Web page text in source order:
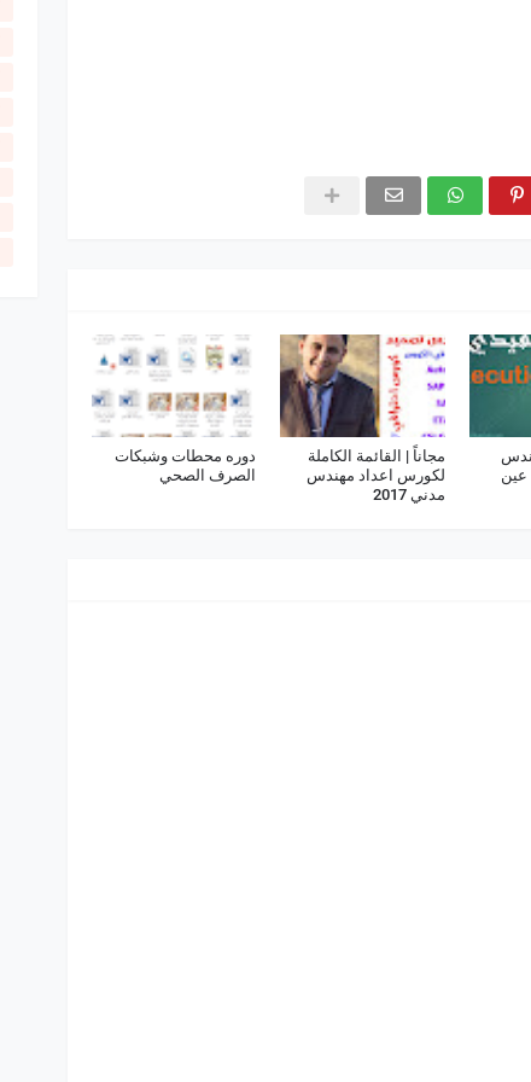
عين
مجاناً | القائمة الكاملة
لكورس اعداد مهندس
مدني 2017
دوره محطات وشبكات
الصرف الصحي